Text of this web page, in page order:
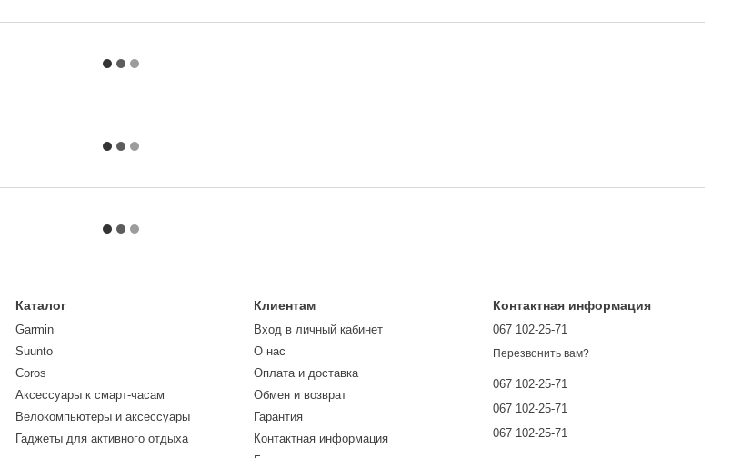
Каталог
Garmin
Suunto
Coros
Аксессуары к смарт-часам
Велокомпьютеры и аксессуары
Гаджеты для активного отдыха
Клиентам
Вход в личный кабинет
О нас
Оплата и доставка
Обмен и возврат
Гарантия
Контактная информация
Контактная информация
067 102-25-71
Перезвонить вам?
067 102-25-71
067 102-25-71
067 102-25-71